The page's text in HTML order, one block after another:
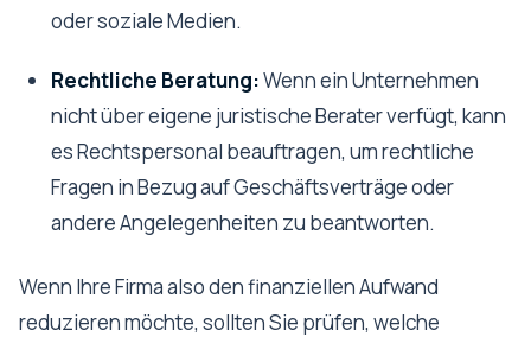
oder soziale Medien.
Rechtliche Beratung:Wenn ein Unternehmen
nicht über eigene juristische Berater verfügt, kann
es Rechtspersonal beauftragen, um rechtliche
Fragen in Bezug auf Geschäftsverträge oder
andere Angelegenheiten zu beantworten.
Wenn Ihre Firma also den finanziellen Aufwand
reduzieren möchte, sollten Sie prüfen, welche